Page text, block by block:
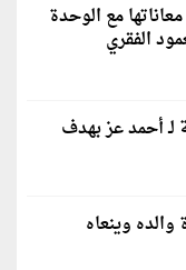
مع الوحدة
الفقري
لـ أحمد عز بهدف
وينعاه